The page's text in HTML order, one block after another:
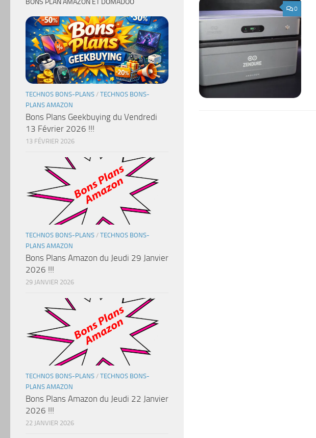
0
BONS PLAN AMAZON ET DOMADOO
TECHNOS BONS-PLANS / TECHNOS BONS-
PLANS AMAZON
Bons Plans Geekbuying du Vendredi
13 Février 2026 !!!
13 FÉVRIER 2026
TECHNOS BONS-PLANS / TECHNOS BONS-
PLANS AMAZON
Bons Plans Amazon du Jeudi 29 Janvier
2026 !!!
29 JANVIER 2026
TECHNOS BONS-PLANS / TECHNOS BONS-
PLANS AMAZON
Bons Plans Amazon du Jeudi 22 Janvier
2026 !!!
22 JANVIER 2026